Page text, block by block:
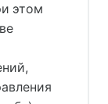
этом